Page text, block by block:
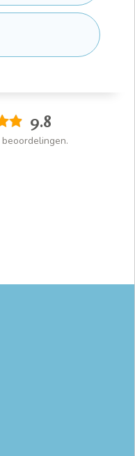
9.8
beoordelingen.